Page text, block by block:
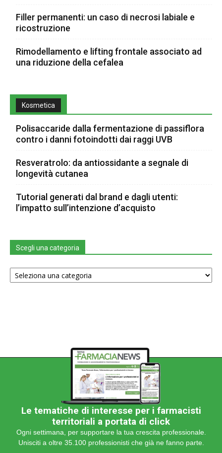
Filler permanenti: un caso di necrosi labiale e
ricostruzione
Rimodellamento e lifting frontale associato ad
una riduzione della cefalea
Kosmetica
Polisaccaride dalla fermentazione di passiflora
contro i danni fotoindotti dai raggi UVB
Resveratrolo: da antiossidante a segnale di
longevità cutanea
Tutorial generati dal brand e dagli utenti:
l’impatto sull’intenzione d’acquisto
Scegli una categoria
Scegli
una
Le tematiche di interesse per i farmacisti
territoriali a portata di click
Ogni settimana, per supportare la tua crescita professionale.
Unisciti a oltre 35.100 professionisti che già ne fanno parte.